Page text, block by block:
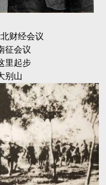
财经会议
征会议
里起步
别山